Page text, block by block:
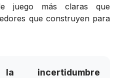
juego más claras que
que construyen para
la incertidumbre